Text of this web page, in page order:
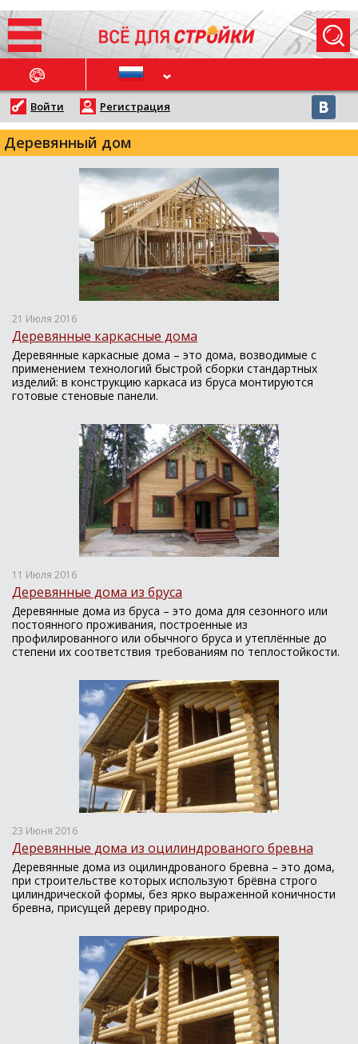
НОВОСТИ
Войти Регистрация
Деревянный дом
21 Июля 2016
Деревянные каркасные дома
Деревянные каркасные дома – это дома, возводимые с
применением технологий быстрой сборки стандартных
изделий: в конструкцию каркаса из бруса монтируются
готовые стеновые панели.
11 Июля 2016
Деревянные дома из бруса
Деревянные дома из бруса – это дома для сезонного или
постоянного проживания, построенные из
профилированного или обычного бруса и утеплённые до
степени их соответствия требованиям по теплостойкости.
23 Июня 2016
Деревянные дома из оцилиндрованого бревна
Деревянные дома из оцилиндрованого бревна – это дома,
при строительстве которых используют брёвна строго
цилиндрической формы, без ярко выраженной коничности
бревна, присущей дереву природно.